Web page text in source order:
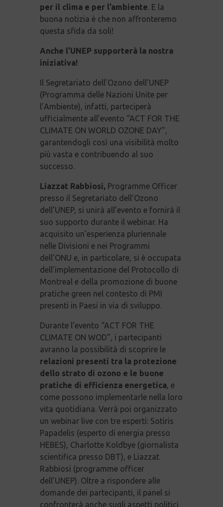
per il clima e per l’ambiente. E la
buona notizia è che non affronteremo
questa sfida da soli!
Anche l’UNEP supporterà la nostra
iniziativa!
Il Segretariato dell’Ozono dell’UNEP
(Programma delle Nazioni Unite per
l’Ambiente), infatti, parteciperà
ufficialmente all’evento “ACT FOR THE
CLIMATE ON WORLD OZONE DAY”,
garantendogli così una visibilità molto
più vasta e contribuendo al suo
successo.
Liazzat Rabbiosi, Programme Officer
presso il Segretariato dell’Ozono
dell’UNEP, si unirà all’evento e fornirà il
suo supporto durante il webinar. Ha
acquisito un’esperienza pluriennale
nelle Divisioni e nei Programmi
dell’ONU e, in particolare, si è occupata
dell’implementazione del Protocollo di
Montreal e della promozione di buone
pratiche green nel contesto di PMI
presenti in Paesi in via di sviluppo.
Durante l’evento “ACT FOR THE
CLIMATE ON WOD”, i partecipanti
avranno la possibilità di scoprire le
relazioni presenti tra la protezione
dello strato di ozono e le buone
pratiche di efficienza energetica, e
come possono implementarle nella loro
vita quotidiana. Verrà poi organizzato
un webinar live con tre esperti: Sotiris
Papadelis (esperto di energia presso
HEBES), Charlotte Koldbye (giornalista
scientifica presso DBT), e Liazzat
Rabbiosi (programme officer
dell’UNEP). Oltre a rispondere alle
domande dei partecipanti, il panel si
confronterà anche sugli aspetti politici